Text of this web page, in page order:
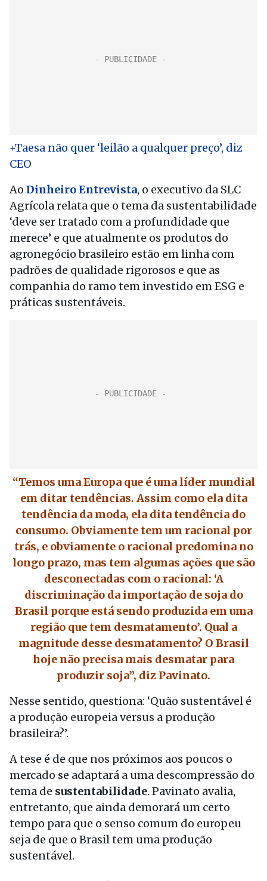
+Taesa não quer ‘leilão a qualquer preço’, diz
CEO
Ao Dinheiro Entrevista, o executivo da SLC
Agrícola relata que o tema da sustentabilidade
‘deve ser tratado com a profundidade que
merece’ e que atualmente os produtos do
agronegócio brasileiro estão em linha com
padrões de qualidade rigorosos e que as
companhia do ramo tem investido em ESG e
práticas sustentáveis.
“Temos uma Europa que é uma líder mundial
em ditar tendências. Assim como ela dita
tendência da moda, ela dita tendência do
consumo. Obviamente tem um racional por
trás, e obviamente o racional predomina no
longo prazo, mas tem algumas ações que são
desconectadas com o racional: ‘A
discriminação da importação de soja do
Brasil porque está sendo produzida em uma
região que tem desmatamento’. Qual a
magnitude desse desmatamento? O Brasil
hoje não precisa mais desmatar para
produzir soja”, diz Pavinato.
Nesse sentido, questiona: ‘Quão sustentável é
a produção europeia versus a produção
brasileira?’.
A tese é de que nos próximos aos poucos o
mercado se adaptará a uma descompressão do
tema de sustentabilidade. Pavinato avalia,
entretanto, que ainda demorará um certo
tempo para que o senso comum do europeu
seja de que o Brasil tem uma produção
sustentável.